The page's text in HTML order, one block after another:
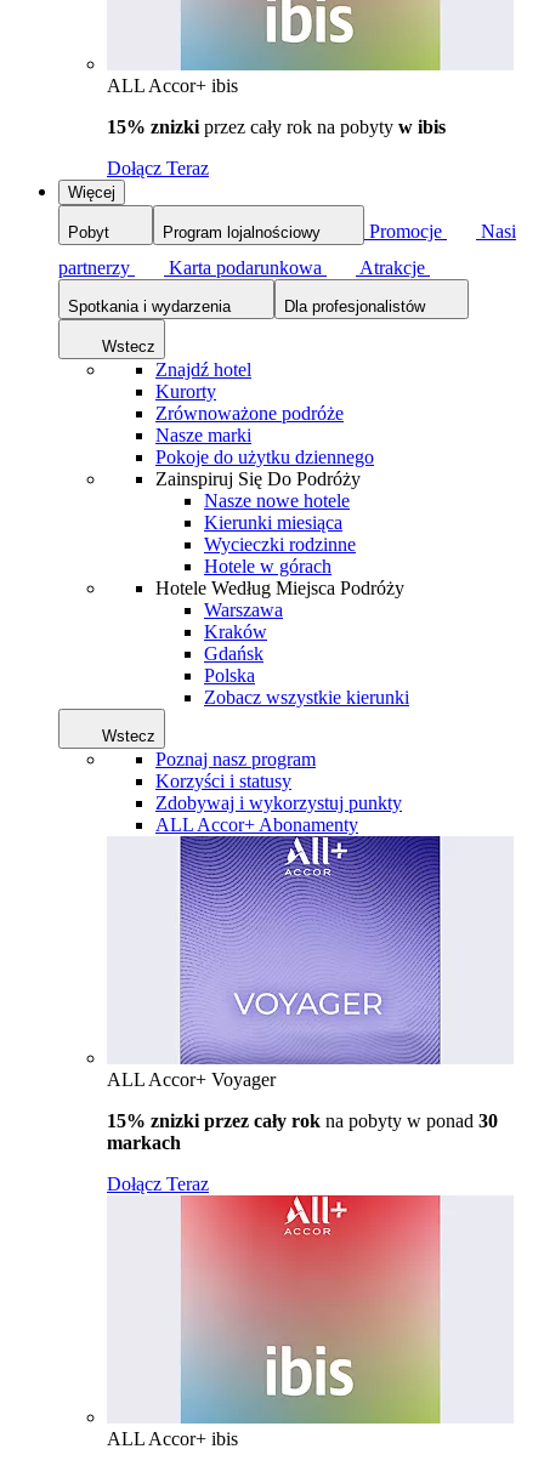
ALL Accor+ ibis
15% znizki przez cały rok na pobyty w ibis
Dołącz Teraz
Więcej
Pobyt Program lojalnościowy Promocje
Nasi
partnerzy
Karta podarunkowa Atrakcje
Spotkania i wydarzenia Dla profesjonalistów
Wstecz
Znajdź hotel
Kurorty
Zrównoważone podróże
Nasze marki
Pokoje do użytku dziennego
Zainspiruj Się Do Podróży
Nasze nowe hotele
Kierunki miesiąca
Wycieczki rodzinne
Hotele w górach
Hotele Według Miejsca Podróży
Warszawa
Kraków
Gdańsk
Polska
Zobacz wszystkie kierunki
Wstecz
Poznaj nasz program
Korzyści i statusy
Zdobywaj i wykorzystuj punkty
ALL Accor+ Abonamenty
ALL Accor+ Voyager
15% znizki przez cały rok na pobyty w ponad 30
markach
Dołącz Teraz
ALL Accor+ ibis